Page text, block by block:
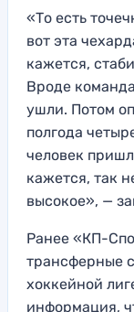
«То есть
вот эта
кажется,
Вроде
ушли. Потом
полгода
человек
кажется, так
высокое», —
Ранее «КП-
трансферные
хоккейной
информация,